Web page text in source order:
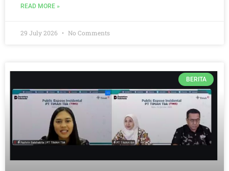
READ MORE »
29 July 2026 No Comments
BERITA